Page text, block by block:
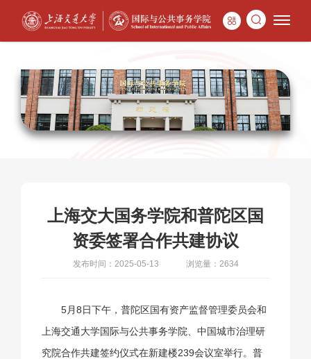
上海交大国务学院和普陀区国
资委签署合作共建协议
发布时间：2025-05-13 浏览量：2634
5月8日下午，普陀区国有资产监督管理委员会和
上海交通大学国际与公共事务学院、中国城市治理研
究院合作共建签约仪式在新建楼239会议室举行。普